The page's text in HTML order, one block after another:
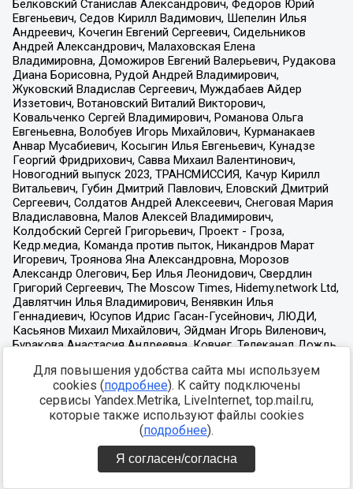
Для повышения удобства сайта мы используем
cookies (подробнее). К сайту подключены
сервисы Yandex.Metrika, LiveInternet, top.mail.ru,
которые также используют файлы cookies
(подробнее).
Я согласен/согласна